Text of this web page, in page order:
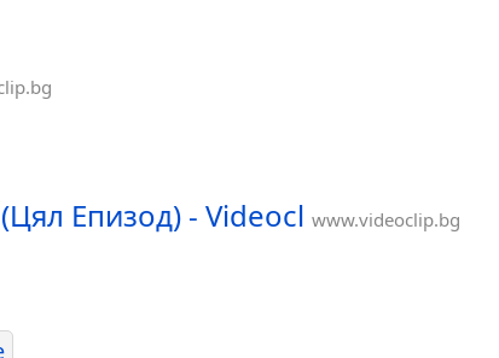
Епизод) - Videocl www.videoclip.bg